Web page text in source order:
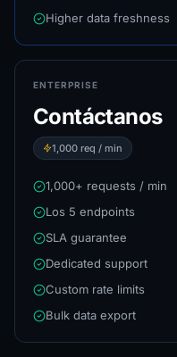
Higher data freshness
ENTERPRISE
Contáctanos
1,000 req / min
1,000+ requests / min
Los 5 endpoints
SLA guarantee
Dedicated support
Custom rate limits
Bulk data export